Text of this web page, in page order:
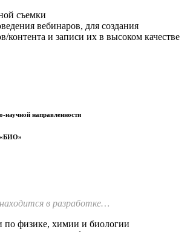
съемки
вебинаров, для создания
контента и записи их в высоком качестве
научной направленности
«БИО»
находится в разработке…
по физике, химии и биологии